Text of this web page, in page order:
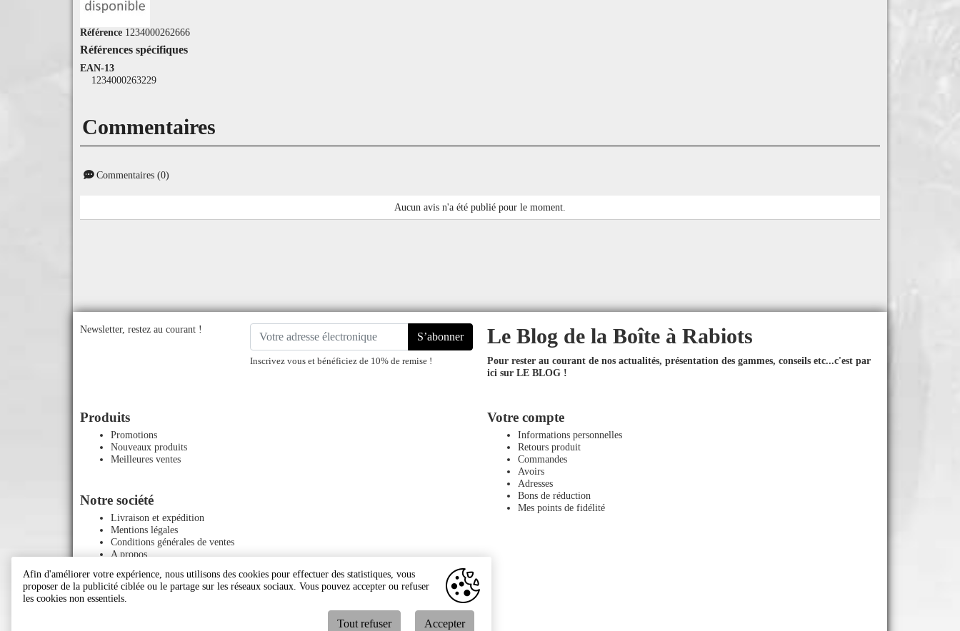
Référence 1234000262666
Références spécifiques
EAN-13
1234000263229
Commentaires
Commentaires (0)
Aucun avis n'a été publié pour le moment.
Newsletter, restez au courant !
S’abonner
Inscrivez vous et bénéficiez de 10% de remise !
Le Blog de la Boîte à Rabiots
Pour rester au courant de nos actualités, présentation des gammes, conseils etc...c'est par
ici sur LE BLOG !
Produits
Promotions
Nouveaux produits
Meilleures ventes
Notre société
Livraison et expédition
Mentions légales
Conditions générales de ventes
A propos
Contactez-nous
Plan du site
Magasins
Votre compte
Informations personnelles
Retours produit
Commandes
Avoirs
Adresses
Bons de réduction
Mes points de fidélité
Afin d'améliorer votre expérience, nous utilisons des cookies pour effectuer des statistiques, vous
proposer de la publicité ciblée ou le partage sur les réseaux sociaux. Vous pouvez accepter ou refuser
les cookies non essentiels.
Tout refuser Accepter